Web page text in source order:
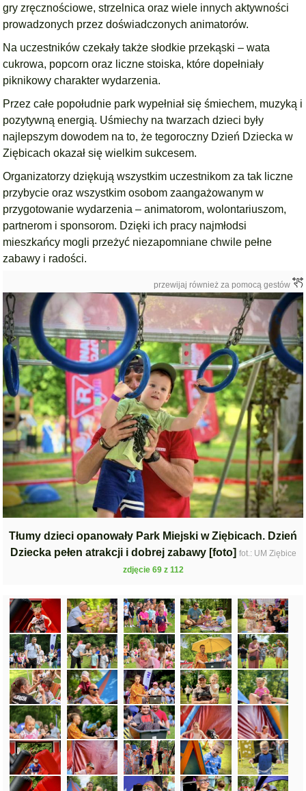
gry zręcznościowe, strzelnica oraz wiele innych aktywności
prowadzonych przez doświadczonych animatorów.
Na uczestników czekały także słodkie przekąski – wata
cukrowa, popcorn oraz liczne stoiska, które dopełniały
piknikowy charakter wydarzenia.
Przez całe popołudnie park wypełniał się śmiechem, muzyką i
pozytywną energią. Uśmiechy na twarzach dzieci były
najlepszym dowodem na to, że tegoroczny Dzień Dziecka w
Ziębicach okazał się wielkim sukcesem.
Organizatorzy dziękują wszystkim uczestnikom za tak liczne
przybycie oraz wszystkim osobom zaangażowanym w
przygotowanie wydarzenia – animatorom, wolontariuszom,
partnerom i sponsorom. Dzięki ich pracy najmłodsi
mieszkańcy mogli przeżyć niezapomniane chwile pełne
zabawy i radości.
przewijaj również za pomocą gestów
Tłumy dzieci opanowały Park Miejski w Ziębicach. Dzień
Dziecka pełen atrakcji i dobrej zabawy [foto] fot.: UM Ziębice
zdjęcie 69 z 112